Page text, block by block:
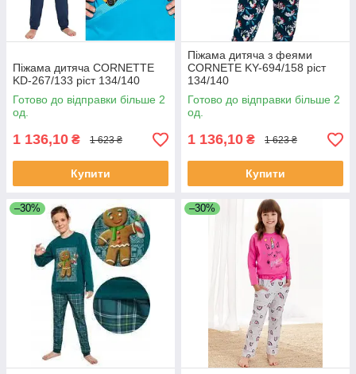
Піжама дитяча CORNETTE
KD-267/133 ріст 134/140
Готово до відправки більше 2
од.
1 136,10 ₴ 1 623 ₴
Купити
Піжама дитяча з феями
CORNETE KY-694/158 ріст
134/140
Готово до відправки більше 2
од.
1 136,10 ₴ 1 623 ₴
Купити
–30% –30%